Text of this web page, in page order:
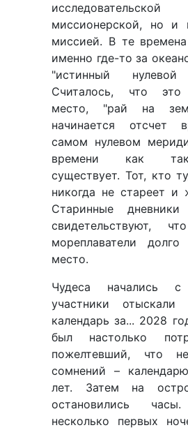
миссионерской, но и
миссией. В те
именно где-то за
"истинный нулевой
Считалось, что это
место, "рай на
начинается отсчет
самом нулевом
времени как
существует. Тот, кто
никогда не стареет и
Старинные
свидетельствуют,
мореплаватели
место.
Чудеса начались
участники
календарь за... 2028
был настолько
пожелтевший, что
сомнений –
лет. Затем на
остановились
несколько первых